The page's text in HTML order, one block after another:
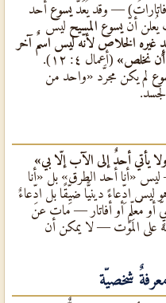
— وقد يُعَدّ يسوع أحد
يُعلن أنّ يسوع المسيح ليس
غيره الخلاص لأنّه ليس اسمٌ آخر
أن نخلص» (أعمال ٤: ١٢).
لم يكن مجرَّد «واحد من
يأتي أحدٌ إلى الآب إلّا بي»
«أنا أحد الطرق» بل «أنا
ليس ادِّعاءً دينيًّا ضيِّقًا بل ادِّعاءٌ
أو مُعلِّمٍ أو أفاتار — مات عن
على الموت — لا يمكن أن